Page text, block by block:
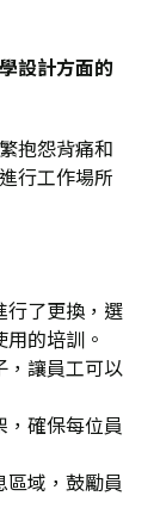
設計方面的
抱怨背痛和
行工作場所
行了更換，選
的培訓。
，讓員工可以
，確保每位員
區域，鼓勵員